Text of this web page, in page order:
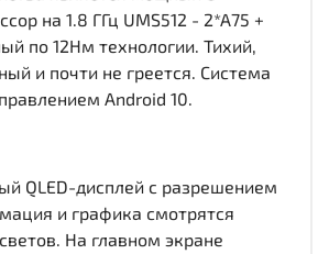
на 1.8 ГГц UMS512 - 2*A75 +
по 12Нм технологии. Тихий,
и почти не греется. Система
Android 10.
QLED-дисплей c разрешением
и графика смотрятся
На главном экране